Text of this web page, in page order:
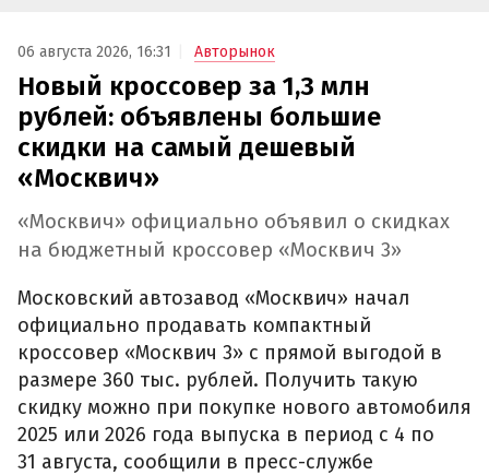
06 августа 2026, 16:31 Авторынок
Новый кроссовер за 1,3 млн
рублей: объявлены большие
скидки на самый дешевый
«Москвич»
«Москвич» официально объявил о скидках
на бюджетный кроссовер «Москвич 3»
Московский автозавод «Москвич» начал
официально продавать компактный
кроссовер «Москвич 3» с прямой выгодой в
размере 360 тыс. рублей. Получить такую
скидку можно при покупке нового автомобиля
2025 или 2026 года выпуска в период с 4 по
31 августа, сообщили в пресс-службе